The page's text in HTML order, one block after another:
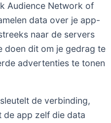
Audience Network of
data over je app-
naar de servers
doen dit om je gedrag te
advertenties te tonen
de verbinding,
de app zelf die data